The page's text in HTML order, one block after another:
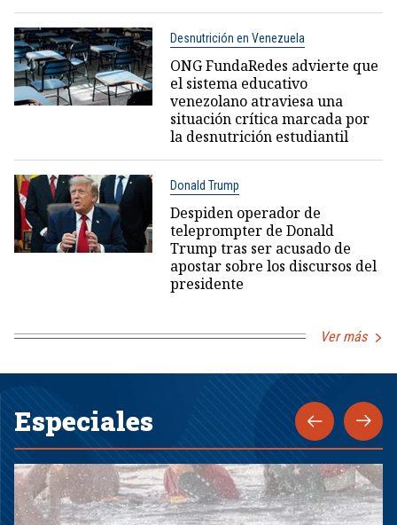
Desnutrición en Venezuela
ONG FundaRedes advierte que
el sistema educativo
venezolano atraviesa una
situación crítica marcada por
la desnutrición estudiantil
Donald Trump
Despiden operador de
teleprompter de Donald
Trump tras ser acusado de
apostar sobre los discursos del
presidente
Ver más
Especiales